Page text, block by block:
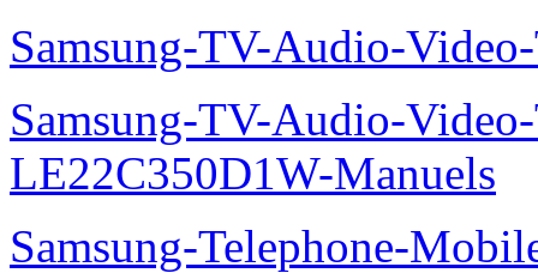
Samsung-TV-Audio-
Samsung-TV-Audio-
LE22C350D1W-Manuels
Samsung-Telephone-